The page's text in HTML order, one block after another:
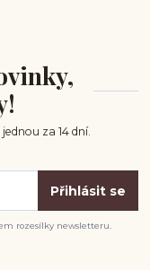
za 14 dní.
Přihlásit se
rozesílky newsletteru.